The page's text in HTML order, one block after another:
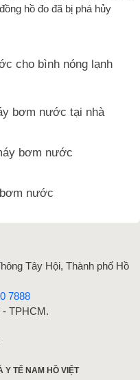
hồ đo đã bị phá hủy
cho bình nóng lạnh
bơm nước tại nhà
bơm nước
nước
Tây Hội, Thành phố Hồ
7888
- TPHCM.
Y TẾ NAM HỒ VIỆT